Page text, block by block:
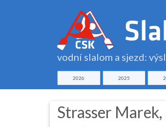
vodní slalom a sjezd:
2026 2025
Strasser